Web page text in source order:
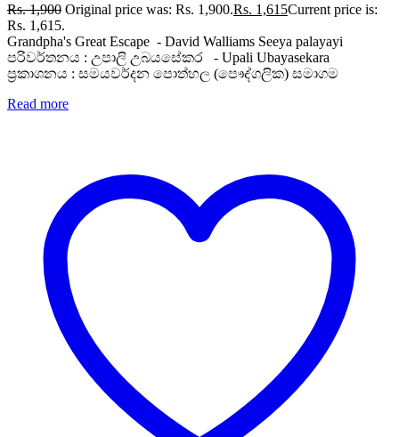
Rs.1,900 Original price was: Rs. 1,900.Rs. 1,615Current price is:
Rs. 1,615.
Grandpha's Great Escape - David Walliams Seeya palayayi
පරිවර්තනය : උපාලි උබයසේකර - Upali Ubayasekara
ප්‍රකාශනය : සමයවර්දන පොත්හල (පෞද්ගලික) සමාගම
Read more